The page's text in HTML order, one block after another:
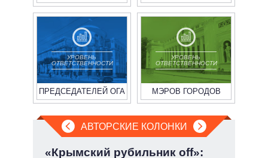
УРОВЕНЬ
ОТВЕТСТВЕННОСТИ
ПРЕДСЕДАТЕЛЕЙ ОГА
УРОВЕНЬ
ОТВЕТСТВЕННОСТИ
МЭРОВ ГОРОДОВ
АВТОРСКИЕ КОЛОНКИ
«Крымский рубильник off»: